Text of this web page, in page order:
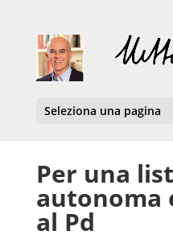
Seleziona una pagina
Per una
autonoma
al Pd